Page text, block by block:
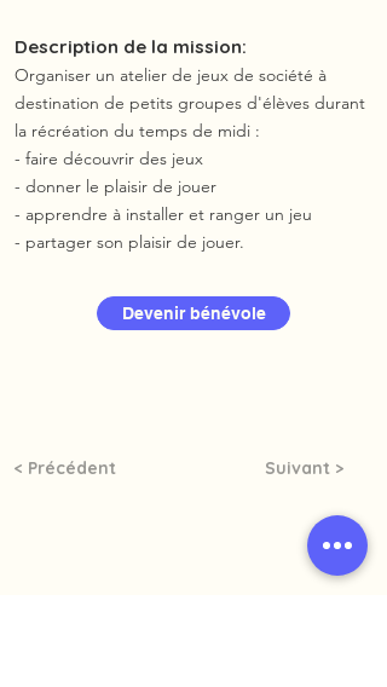
Description de la mission:
Organiser un atelier de jeux de société à
destination de petits groupes d'élèves durant
la récréation du temps de midi :
- faire découvrir des jeux
- donner le plaisir de jouer
- apprendre à installer et ranger un jeu
- partager son plaisir de jouer.
Devenir bénévole
Suivant >
< Précédent